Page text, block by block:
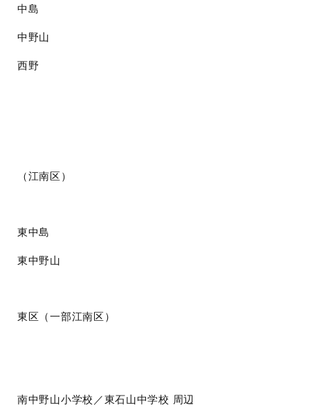
中島
中野山
西野
（江南区）
東中島
東中野山
東区（一部江南区）
南中野山小学校／東石山中学校 周辺